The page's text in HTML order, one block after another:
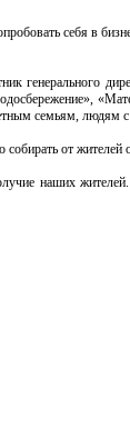
себя в
генерального
семьям, людям
собирать от
наших